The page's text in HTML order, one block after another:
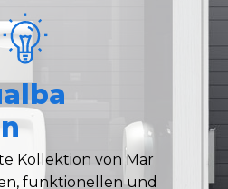
Kollektion von Mar
funktionellen und